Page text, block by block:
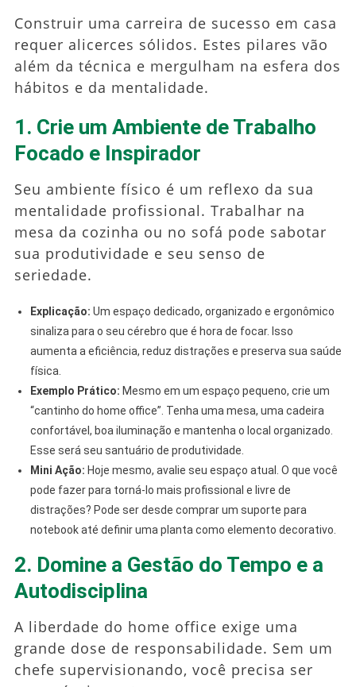
Construir uma carreira de sucesso em casa
requer alicerces sólidos. Estes pilares vão
além da técnica e mergulham na esfera dos
hábitos e da mentalidade.
1. Crie um Ambiente de Trabalho
Focado e Inspirador
Seu ambiente físico é um reflexo da sua
mentalidade profissional. Trabalhar na
mesa da cozinha ou no sofá pode sabotar
sua produtividade e seu senso de
seriedade.
Explicação: Um espaço dedicado, organizado e ergonômico
sinaliza para o seu cérebro que é hora de focar. Isso
aumenta a eficiência, reduz distrações e preserva sua saúde
física.
Exemplo Prático: Mesmo em um espaço pequeno, crie um
“cantinho do home office”. Tenha uma mesa, uma cadeira
confortável, boa iluminação e mantenha o local organizado.
Esse será seu santuário de produtividade.
Mini Ação: Hoje mesmo, avalie seu espaço atual. O que você
pode fazer para torná-lo mais profissional e livre de
distrações? Pode ser desde comprar um suporte para
notebook até definir uma planta como elemento decorativo.
2. Domine a Gestão do Tempo e a
Autodisciplina
A liberdade do home office exige uma
grande dose de responsabilidade. Sem um
chefe supervisionando, você precisa ser